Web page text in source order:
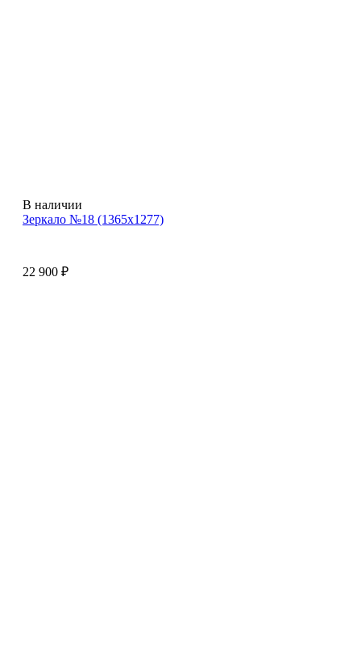
В наличии
Зеркало №18 (1365х1277)
22 900 ₽